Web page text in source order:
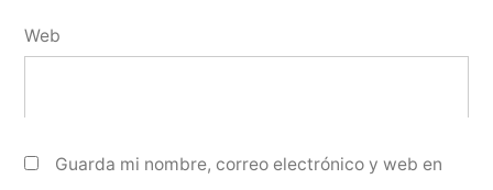
Web
Guarda mi nombre, correo electrónico y web en